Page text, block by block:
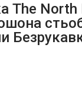
The North